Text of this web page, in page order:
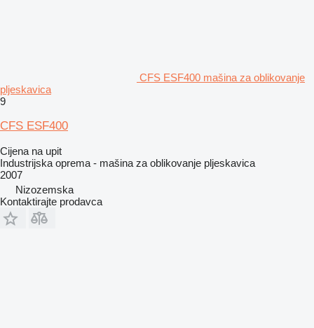
CFS ESF400 mašina za oblikovanje
pljeskavica
9
CFS ESF400
Cijena na upit
Industrijska oprema - mašina za oblikovanje pljeskavica
2007
Nizozemska
Kontaktirajte prodavca